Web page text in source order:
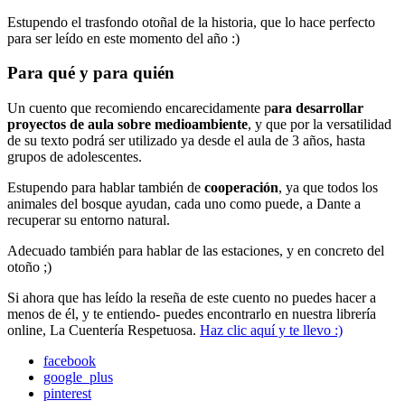
Estupendo el trasfondo otoñal de la historia, que lo hace perfecto
para ser leído en este momento del año :)
Para qué y para quién
Un cuento que recomiendo encarecidamente para desarrollar
proyectos de aula sobre medioambiente, y que por la versatilidad
de su texto podrá ser utilizado ya desde el aula de 3 años, hasta
grupos de adolescentes.
Estupendo para hablar también de cooperación, ya que todos los
animales del bosque ayudan, cada uno como puede, a Dante a
recuperar su entorno natural.
Adecuado también para hablar de las estaciones, y en concreto del
otoño ;)
Si ahora que has leído la reseña de este cuento no puedes hacer a
menos de él, y te entiendo- puedes encontrarlo en nuestra librería
online, La Cuentería Respetuosa. Haz clic aquí y te llevo :)
facebook
google_plus
pinterest